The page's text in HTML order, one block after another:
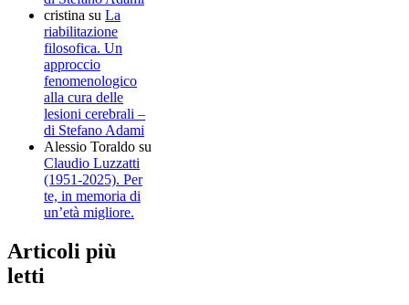
cristina su La
riabilitazione
filosofica. Un
approccio
fenomenologico
alla cura delle
lesioni cerebrali –
di Stefano Adami
Alessio Toraldo su
Claudio Luzzatti
(1951-2025). Per
te, in memoria di
un’età migliore.
Articoli più
letti